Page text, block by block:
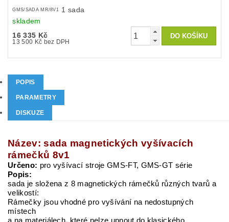
GMS/SADA MR/8V1 1 sada
skladem
16 335 Kč
13 500 Kč bez DPH
POPIS
PARAMETRY
DISKUZE
Název: sada magnetických vyšívacích
rámečků 8v1
Určeno: pro vyšívací stroje GMS-FT, GMS-GT série
Popis:
sada je složena z 8 magnetických rámečků různých tvarů a
velikostí:
Rámečky jsou vhodné pro vyšívání na nedostupných
místech